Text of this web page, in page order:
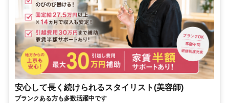
安心して長く続けられるスタイリスト(美容師)
ブランクある方も多数活躍中です